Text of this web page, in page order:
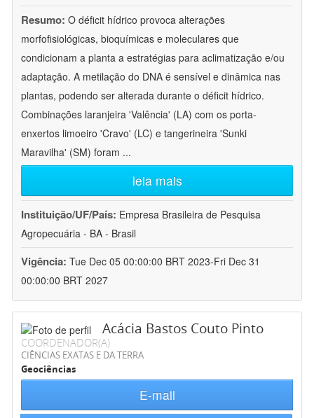
Resumo: O déficit hídrico provoca alterações
morfofisiológicas, bioquímicas e moleculares que
condicionam a planta a estratégias para aclimatização e/ou
adaptação. A metilação do DNA é sensível e dinâmica nas
plantas, podendo ser alterada durante o déficit hídrico.
Combinações laranjeira 'Valência' (LA) com os porta-
enxertos limoeiro 'Cravo' (LC) e tangerineira 'Sunki
Maravilha' (SM) foram ...
leia mais
Instituição/UF/País: Empresa Brasileira de Pesquisa
Agropecuária - BA - Brasil
Vigência: Tue Dec 05 00:00:00 BRT 2023-Fri Dec 31
00:00:00 BRT 2027
Acácia Bastos Couto Pinto
COORDENADOR(A)
CIÊNCIAS EXATAS E DA TERRA
Geociências
E-mail